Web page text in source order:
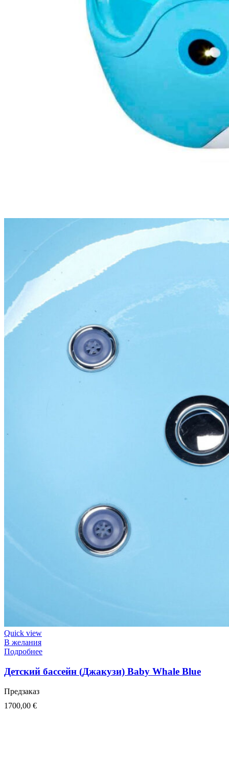
Quick view
В желания
Подробнее
Детский бассейн (Джакузи) Baby Whale Blue
Предзаказ
1700,00 €